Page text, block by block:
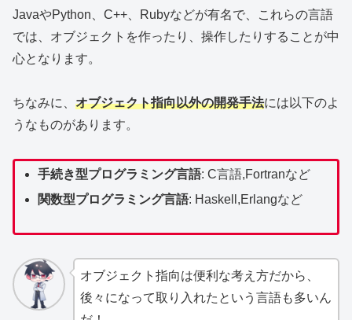
JavaやPython、C++、Rubyなどが有名で、これらの言語
では、オブジェクトを作ったり、操作したりすることが中
心となります。
ちなみに、 オブジェクト指向以外の開発手法には以下のよ
うなものがあります。
手続き型プログラミング言語: C言語,Fortranなど
関数型プログラミング言語: Haskell,Erlangなど
オブジェクト指向は便利な考え方だから、
後々になって取り入れたという言語も多いん